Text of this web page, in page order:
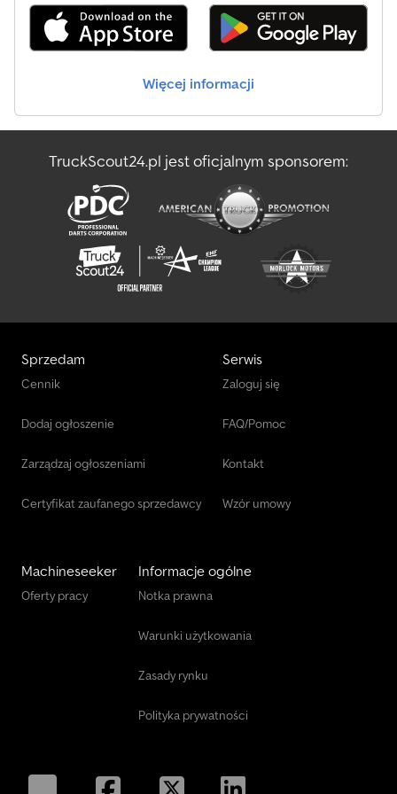
bieżnik prawy: 15% Oś 2: bieżnik lewy: 30%; bieżnik prawy: 80% Oś
3: oś podnoszona; bieżnik lewy: 30%; bieżnik prawy: 25% Wagi
Masa własna: 6 500 kg Ładowność: 31 500 kg DMC: 38 000 kg
Numer rejestracyjny: C313796 = Informacje o firmie = W celu
o kontakt telefoniczny pod numer: lub e-mail: Kompletny przegląd
zapomnij zapisać się do naszego newslettera, aby co tydzień
otrzymywać aktualizacje dotyczące naszej oferty.
Więcej informacji
TruckScout24.pl jest oficjalnym sponsorem:
Sprzedam
Cennik
Dodaj ogłoszenie
Zarządzaj ogłoszeniami
Certyfikat zaufanego sprzedawcy
Serwis
Zaloguj się
FAQ/Pomoc
Kontakt
Wzór umowy
Machineseeker
Oferty pracy
Informacje ogólne
Notka prawna
Warunki użytkowania
Zasady rynku
Polityka prywatności